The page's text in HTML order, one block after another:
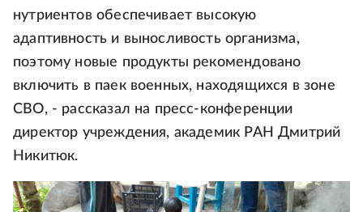
нутриентов обеспечивает высокую
адаптивность и выносливость организма,
поэтому новые продукты рекомендовано
включить в паек военных, находящихся в зоне
СВО, - рассказал на пресс-конференции
директор учреждения, академик РАН Дмитрий
Никитюк.